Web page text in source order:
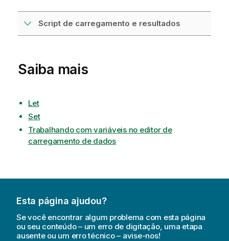
Script de carregamento e resultados
Saiba mais
Let
Set
Trabalhando com variáveis no editor de
carregamento de dados
Esta página ajudou?
Se você encontrar algum problema com esta página
ou seu conteúdo – um erro de digitação, uma etapa
ausente ou um erro técnico – avise-nos!